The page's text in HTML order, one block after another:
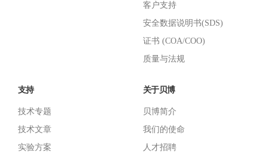
客户支持
安全数据说明书(SDS)
证书 (COA/COO)
质量与法规
支持
技术专题
技术文章
实验方案
关于贝博
贝博简介
我们的使命
人才招聘